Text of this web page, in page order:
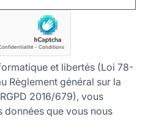
et libertés (Loi 78-
Règlement général sur la
2016/679), vous
que vous nous